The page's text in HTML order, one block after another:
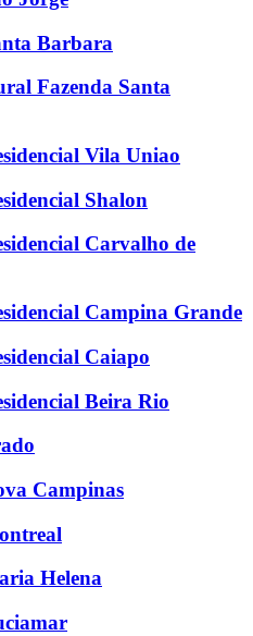
Barbara
Fazenda Santa
Vila Uniao
Shalon
Carvalho de
Campina Grande
Caiapo
Beira Rio
Campinas
Helena